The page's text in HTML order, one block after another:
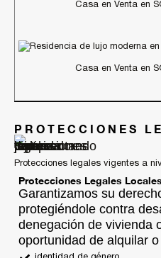
Casa en Venta en
Casa en Venta en
PROTECCIONES
Protecciones legales vigentes a
Protecciones Legales Locales
Garantizamos su
protegiéndole contra
denegación de vivienda
oportunidad de alquilar